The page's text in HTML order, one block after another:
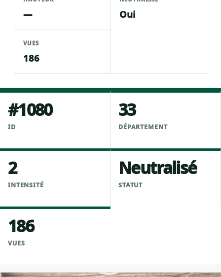
— Oui
VUES
186
#1080
ID
33
DÉPARTEMENT
2
INTENSITÉ
Neutralisé
STATUT
186
VUES